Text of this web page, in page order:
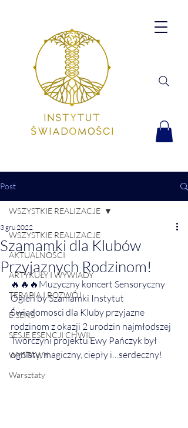
Post
WSZYSTKIE REALIZACJE
AKTUALNOŚCI
ARTYKUŁY I WYWIADY
TERAPIA I ROZWÓJ
E SENS
SESJE ESENCJI CHWIL
WYSTAWY
Warsztaty
WSZYSTKIE REALIZACJE
Szamamki dla Klubów
Przyjaznych Rodzinom!
3 gru 2022
🔥🔥🔥Muzyczny koncert Sensoryczny
Ogień by Szamamki Instytut
Świadomosci dla Kluby przyjazne
rodzinom z okazji 2 urodzin najmłodszej
Twórczyni projektu Ewy Pańczyk był
ognisty, magiczny, ciepły i…serdeczny!